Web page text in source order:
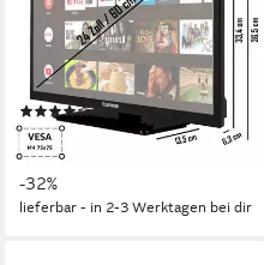
60 cm/24 Zoll Diagonale
LED Bildschirmtechnologie
HD-ready Auflösung
Produktdatenblatt
(18)
189,99 € UVP279,99 €
17,35 €
-32%
lieferbar - in 2-3 Werktagen bei dir